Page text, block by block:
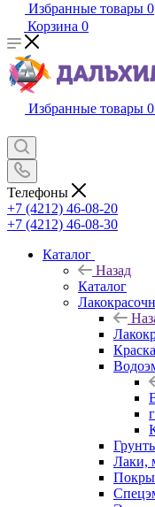
Избранные товары 0
Корзина 0
Избранные товары 0
Телефоны
+7 (4212) 46-08-20
+7 (4212) 46-08-30
Каталог
Назад
Каталог
Лаки,